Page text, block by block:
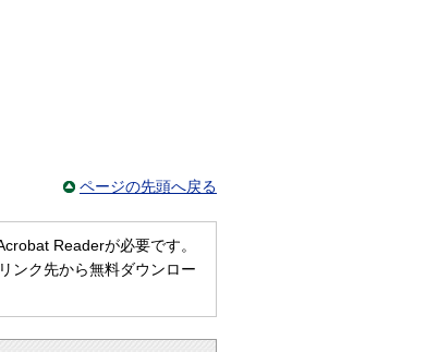
ページの先頭へ戻る
Readerが必要です。
ンク先から無料ダウンロー